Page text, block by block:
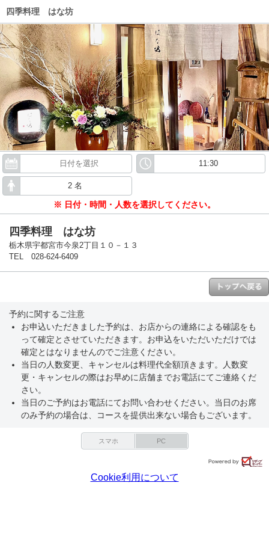
四季料理 はな坊
※ 日付・時間・人数を選択してください。
四季料理 はな坊
栃木県宇都宮市今泉2丁目１０－１３
TEL 028-624-6409
予約に関するご注意
お申込いただきました予約は、お店からの連絡による確認をも
って確定とさせていただきます。お申込をいただいただけでは
確定とはなりませんのでご注意ください。
当日の人数変更、キャンセルは料理代全額頂きます。人数変
更・キャンセルの際はお早めに店舗までお電話にてご連絡くだ
さい。
当日のご予約はお電話にてお問い合わせください。当日のお席
のみ予約の場合は、コースを提供出来ない場合もございます。
スマホ PC
Cookie利用について